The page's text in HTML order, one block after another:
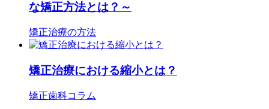
な矯正方法とは？～
矯正治療の方法
矯正治療における縮小とは？
矯正歯科コラム